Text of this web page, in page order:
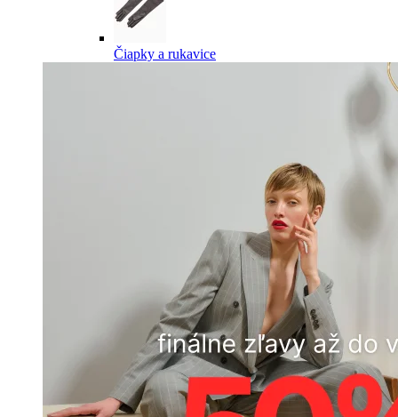
Čiapky a rukavice